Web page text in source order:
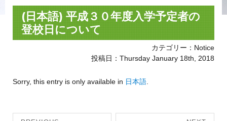
(日本語) 平成３０年度入学予定者の
登校日について
カテゴリー：Notice
投稿日：Thursday January 18th, 2018
Sorry, this entry is only available in 日本語